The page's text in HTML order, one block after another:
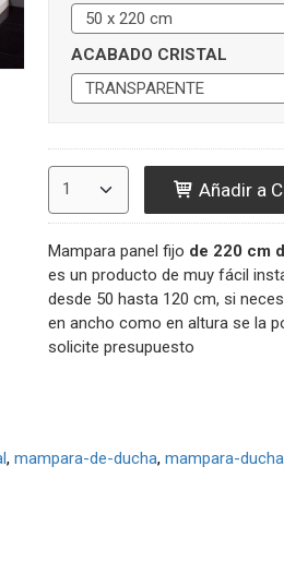
ACABADO CRISTAL
Añadir a
Mampara panel fijo de 220 cm
es un producto de muy fácil
desde 50 hasta 120 cm, si
en ancho como en altura se la
solicite presupuesto
mampara-de-ducha mampara-ducha